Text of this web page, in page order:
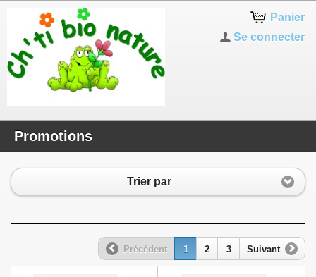
Panier
Se connecter
Promotions
Trier par
Précédent 1 2 3 Suivant